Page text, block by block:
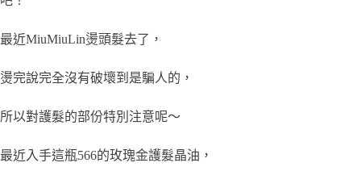
最近MiuMiuLin燙頭髮去了，
燙完說完全沒有破壞到是騙人的，
所以對護髮的部份特別注意呢～
最近入手這瓶566的玫瑰金護髮晶油，